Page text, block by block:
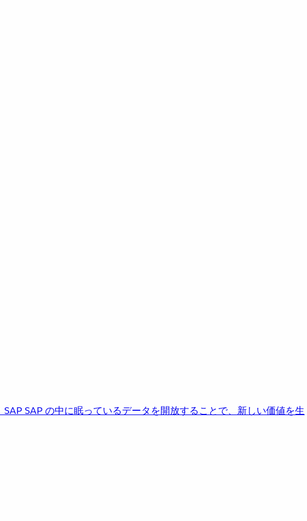
SAPSAP の中に眠っているデータを開放することで、新しい価値を生